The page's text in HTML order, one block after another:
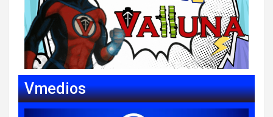
Vmedios